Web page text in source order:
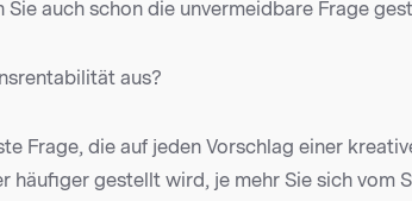
auch schon die unvermeidbare Frage
aus?
Frage, die auf jeden Vorschlag einer
häufiger gestellt wird, je mehr Sie sich vom